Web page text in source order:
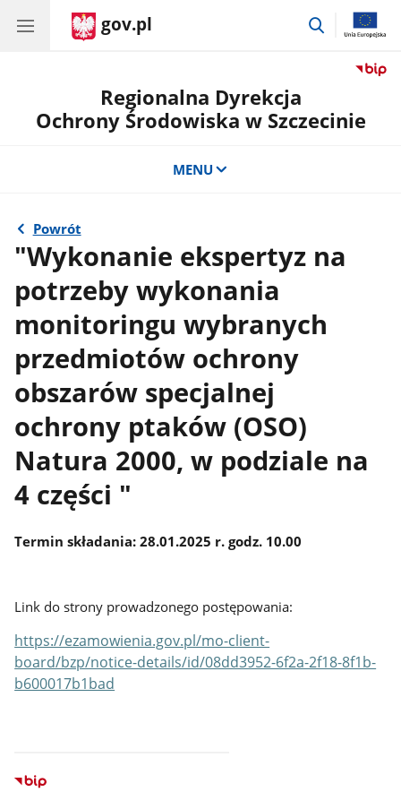
gov.pl
przejdź
Regionalna Dyrekcja
Ochrony Środowiska w Szczecinie
MENU
Powrót
"Wykonanie ekspertyz na
potrzeby wykonania
monitoringu wybranych
przedmiotów ochrony
obszarów specjalnej
ochrony ptaków (OSO)
Natura 2000, w podziale na
4 części "
Termin składania: 28.01.2025 r. godz. 10.00
Link do strony prowadzonego postępowania:
https://ezamowienia.gov.pl/mo-client-
board/bzp/notice-details/id/08dd3952-6f2a-2f18-8f1b-
b600017b1bad